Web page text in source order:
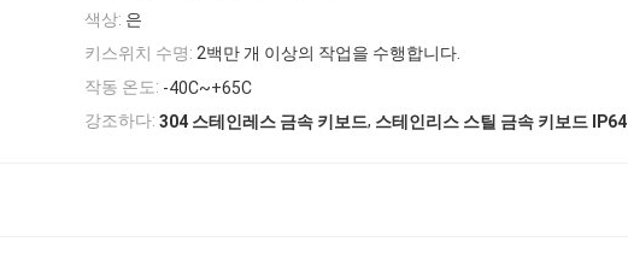
색상: 은
키스위치 수명: 2백만 개 이상의 작업을 수행합니다.
작동 온도: -40C~+65C
강조하다: 304 스테인레스 금속 키보드, 스테인리스 스틸 금속 키보드 IP64